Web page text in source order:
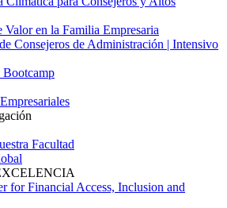
Valor en la Familia Empresaria
Consejeros de Administración | Intensivo
Facultad
for Financial Access, Inclusion and